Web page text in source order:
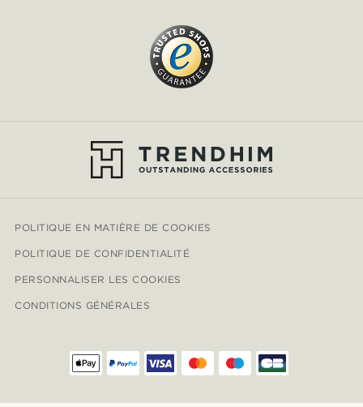
POLITIQUE EN MATIÈRE DE COOKIES
POLITIQUE DE CONFIDENTIALITÉ
PERSONNALISER LES COOKIES
CONDITIONS GÉNÉRALES